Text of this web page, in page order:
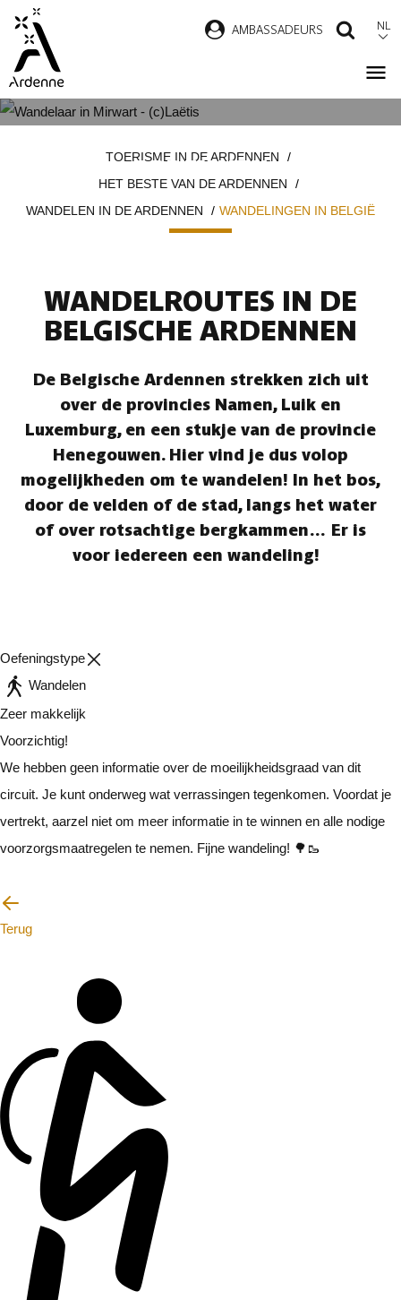
Overslaan
naar
inhoud
AMBASSADEURS NL
ARDENNEN
TOERISME IN DE ARDENNEN
HET BESTE VAN DE ARDENNEN
WANDELEN IN DE ARDENNEN
WANDELINGEN IN BELGIË
WANDELROUTES IN DE
BELGISCHE ARDENNEN
De Belgische Ardennen strekken zich uit
over de provincies Namen, Luik en
Luxemburg, en een stukje van de provincie
Henegouwen. Hier vind je dus volop
mogelijkheden om te wandelen! In het bos,
door de velden of de stad, langs het water
of over rotsachtige bergkammen… Er is
voor iedereen een wandeling!
Oefeningstype
Wandelen
Zeer makkelijk
Voorzichtig!
We hebben geen informatie over de moeilijkheidsgraad van dit
circuit. Je kunt onderweg wat verrassingen tegenkomen. Voordat je
vertrekt, aarzel niet om meer informatie in te winnen en alle nodige
voorzorgsmaatregelen te nemen. Fijne wandeling! 🌳🥾
Terug